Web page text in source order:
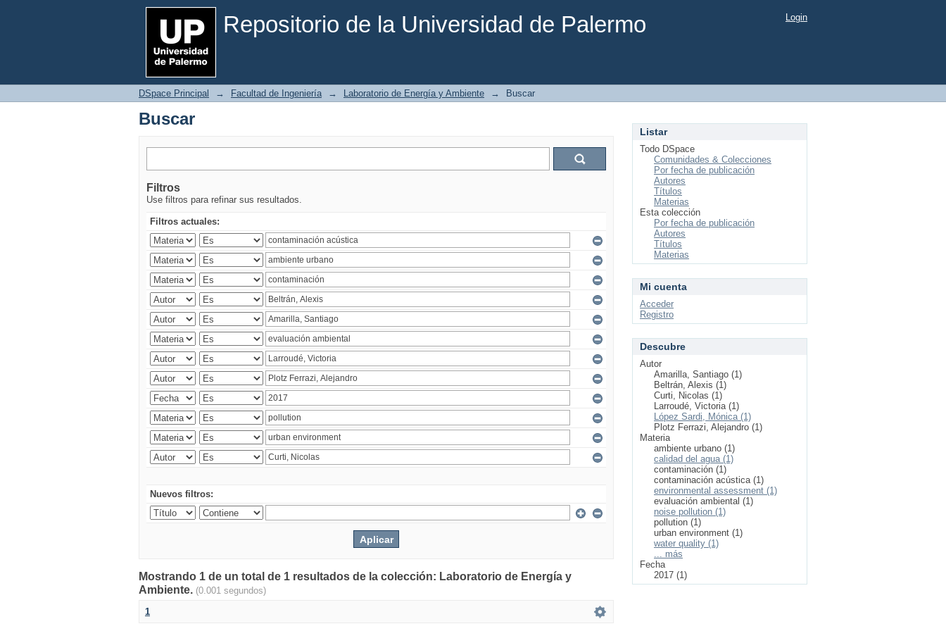
Repositorio de la Universidad de Palermo
Buscar Login
DSpace Principal → Facultad de Ingeniería → Laboratorio de Energía y Ambiente → Buscar
Buscar
Filtros
Use filtros para refinar sus resultados.
Filtros actuales:
Nuevos filtros:
Mostrando 1 de un total de 1 resultados de la colección: Laboratorio de Energía y
Ambiente. (0.001 segundos)
1
Listar
Todo DSpace
Comunidades & Colecciones
Por fecha de publicación
Autores
Títulos
Materias
Esta colección
Por fecha de publicación
Autores
Títulos
Materias
Mi cuenta
Acceder
Registro
Descubre
Autor
Amarilla, Santiago (1)
Beltrán, Alexis (1)
Curti, Nicolas (1)
Larroudé, Victoria (1)
López Sardi, Mónica (1)
Plotz Ferrazi, Alejandro (1)
Materia
ambiente urbano (1)
calidad del agua (1)
contaminación (1)
contaminación acústica (1)
environmental assessment (1)
evaluación ambiental (1)
noise pollution (1)
pollution (1)
urban environment (1)
water quality (1)
... más
Fecha
2017 (1)